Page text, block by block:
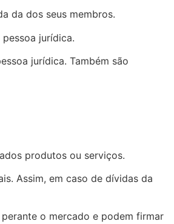
da dos seus membros.
jurídica.
jurídica. Também são
produtos ou serviços.
Assim, em caso de dívidas da
o mercado e podem firmar